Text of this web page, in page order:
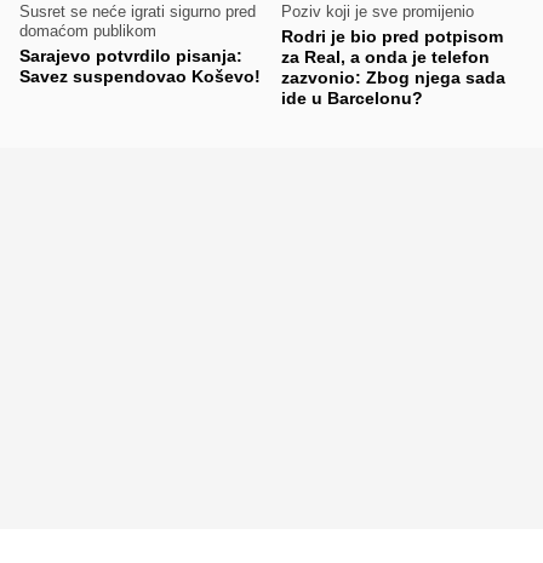
Susret se neće igrati sigurno pred
domaćom publikom
Sarajevo potvrdilo pisanja:
Savez suspendovao Koševo!
Poziv koji je sve promijenio
Rodri je bio pred potpisom
za Real, a onda je telefon
zazvonio: Zbog njega sada
ide u Barcelonu?